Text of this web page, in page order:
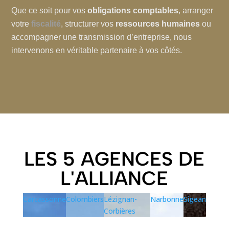
Que ce soit pour vosobligations comptables, arranger
votrefiscalité, structurer vos ressources humaines ou
accompagner une transmission d’entreprise, nous
intervenons en véritable partenaire à vos côtés.
LES 5 AGENCES DE
L'ALLIANCE
CarcassonneColombiersLézignan-
Corbières
NarbonneSigean